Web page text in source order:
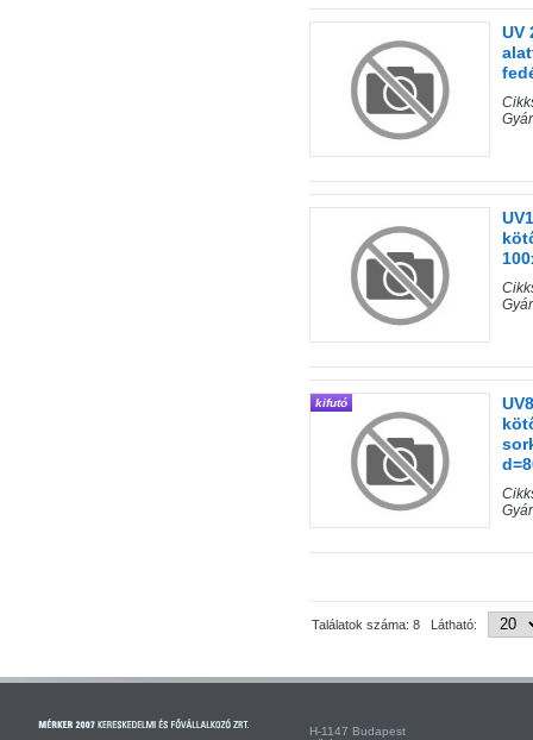
UV
kifutó
Találatok száma: 8 Látható:
H-1147 Budapest H-